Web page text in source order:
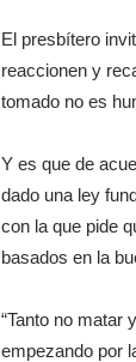
El presbítero
reaccionen y
tomado no es
Y es que de
dado una ley
con la que pide
basados en la
“Tanto no matar
empezando por